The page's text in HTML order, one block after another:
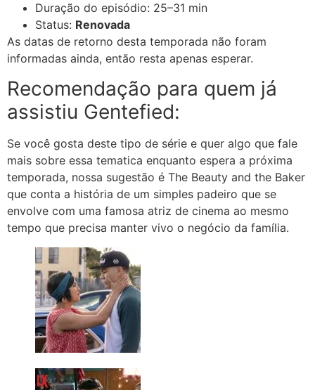
Duração do episódio: 25–31 min
Status: Renovada
As datas de retorno desta temporada não foram
informadas ainda, então resta apenas esperar.
Recomendação para quem já
assistiu Gentefied:
Se você gosta deste tipo de série e quer algo que fale
mais sobre essa tematica enquanto espera a próxima
temporada, nossa sugestão é The Beauty and the Baker
que conta a história de um simples padeiro que se
envolve com uma famosa atriz de cinema ao mesmo
tempo que precisa manter vivo o negócio da família.